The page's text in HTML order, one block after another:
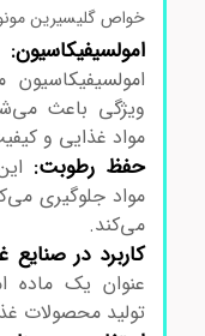
خواص گلیسیرین مونو
امولسیفیکاسیون:
ویژگی باعث
مواد غذایی و
حفظ رطوبت:این
مواد جلوگیری
می‌کند.
کاربرد در صنایع
عنوان یک ماده
تولید محصولات